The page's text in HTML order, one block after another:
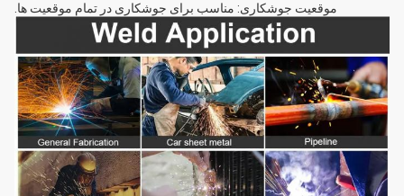
موقعیت جوشکاری: مناسب برای جوشکاری در تمام موقعیت ها.